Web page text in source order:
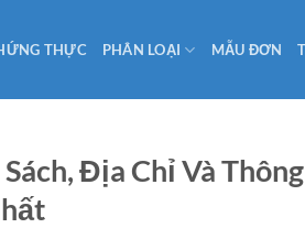
THỰC PHÂN LOẠI MẪU ĐƠN
Địa Chỉ Và Thông